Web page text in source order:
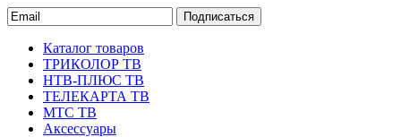
Подписаться
Каталог товаров
ТРИКОЛОР ТВ
НТВ-ПЛЮС ТВ
ТЕЛЕКАРТА ТВ
МТС ТВ
Аксессуары